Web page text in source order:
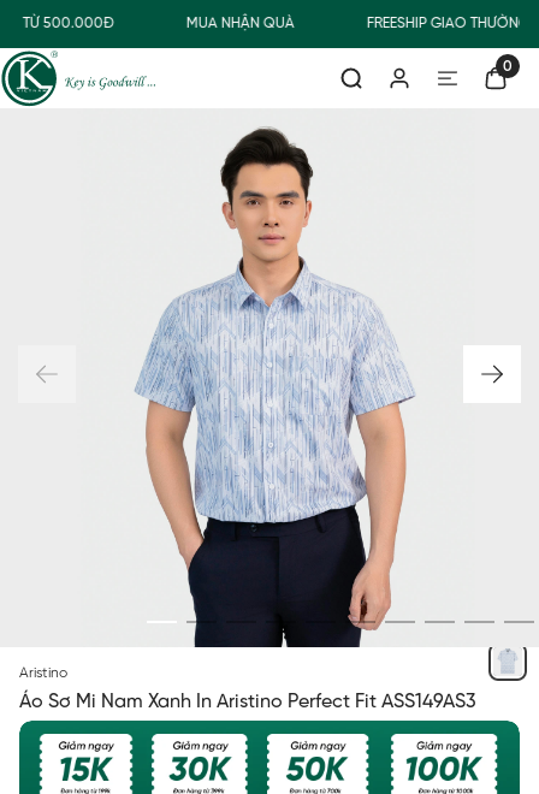
TỪ 500.000Đ MUA NHẬN QUÀ FREESHIP GIAO
0
Aristino
Áo Sơ Mi Nam Xanh In Aristino Perfect Fit ASS149AS3